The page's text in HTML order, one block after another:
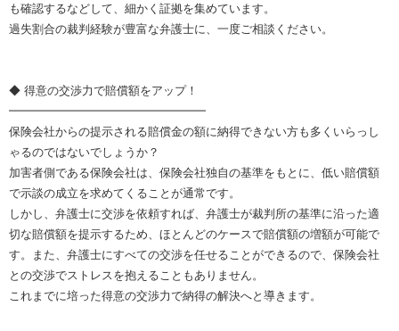
も確認するなどして、細かく証拠を集めています。
過失割合の裁判経験が豊富な弁護士に、一度ご相談ください。
◆ 得意の交渉力で賠償額をアップ！
━━━━━━━━━━━━━━━━━
保険会社からの提示される賠償金の額に納得できない方も多くいらっし
ゃるのではないでしょうか？
加害者側である保険会社は、保険会社独自の基準をもとに、低い賠償額
で示談の成立を求めてくることが通常です。
しかし、弁護士に交渉を依頼すれば、弁護士が裁判所の基準に沿った適
切な賠償額を提示するため、ほとんどのケースで賠償額の増額が可能で
す。また、弁護士にすべての交渉を任せることができるので、保険会社
との交渉でストレスを抱えることもありません。
これまでに培った得意の交渉力で納得の解決へと導きます。